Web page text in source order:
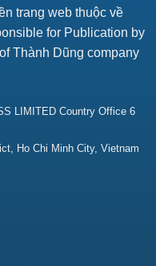
trang web thuộc về
for Publication by
Thành Dũng company
LIMITED Country Office 6
Ho Chi Minh City, Vietnam